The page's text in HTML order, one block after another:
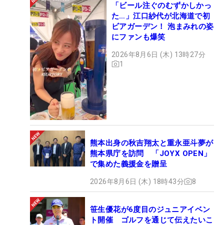
「ビール注ぐのむずかしかっ
た…」江口紗代が北海道で初
ビアガーデン！ 泡まみれの姿
にファンも爆笑
2026年8月6日 (木) 13時27分
1
熊本出身の秋吉翔太と重永亜斗夢が
熊本県庁を訪問 「JOYX OPEN」
で集めた義援金を贈呈
2026年8月6日 (木) 18時43分 8
笹生優花が6度目のジュニアイベン
ト開催 ゴルフを通じて伝えたいこ